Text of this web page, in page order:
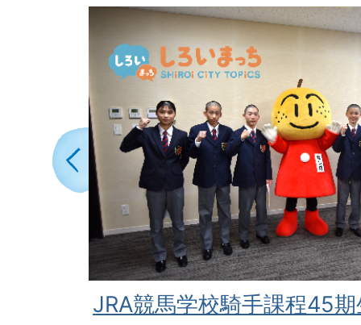
白井市消費生活センターを臨
2026年08月02日
49歳以下対象！ まつどサポ
in 鎌ケ谷市
2026年07月31日
RISE相談センター（計画相談
前のスライドを表示
2
枚
の
ス
ラ
イ
JRA競馬学校騎手課程45